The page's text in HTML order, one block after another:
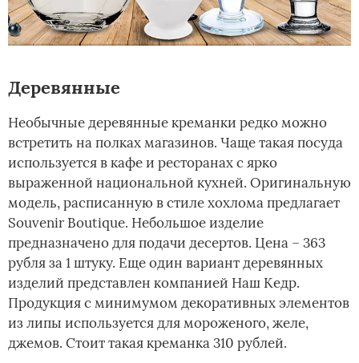
Деревянные
Необычные деревянные креманки редко можно
встретить на полках магазинов. Чаще такая посуда
используется в кафе и ресторанах с ярко
выраженной национальной кухней. Оригинальную
модель, расписанную в стиле хохлома предлагает
Souvenir Boutique. Небольшое изделие
предназначено для подачи десертов. Цена – 363
рубля за 1 штуку. Еще один вариант деревянных
изделий представлен компанией Наш Кедр.
Продукция с минимумом декоративных элементов
из липы используется для мороженого, желе,
джемов. Стоит такая креманка 310 рублей.